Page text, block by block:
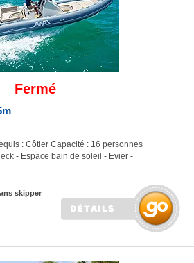
Fermé
: Côtier Capacité : 16 personnes
- Espace bain de soleil - Evier -
skipper